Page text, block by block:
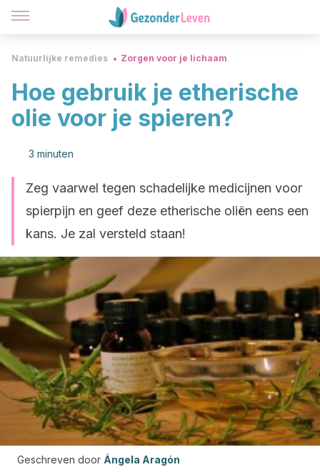
Natuurlijke remedies Zorgen voor je lichaam
Hoe gebruik je etherische
olie voor je spieren?
3 minuten
Zeg vaarwel tegen schadelijke medicijnen voor
spierpijn en geef deze etherische oliën eens een
kans. Je zal versteld staan!
Geschreven door Ángela Aragón